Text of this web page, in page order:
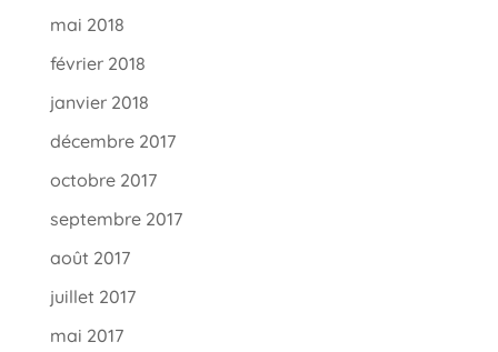
mai 2018
février 2018
janvier 2018
décembre 2017
octobre 2017
septembre 2017
août 2017
juillet 2017
mai 2017